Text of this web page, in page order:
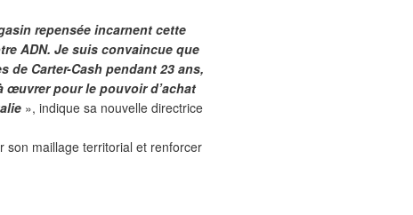
repensée incarnent cette
ADN. Je suis convaincue que
de Carter-Cash pendant 23 ans,
œuvrer pour le pouvoir d’achat
», indique sa nouvelle directrice
son maillage territorial et renforcer